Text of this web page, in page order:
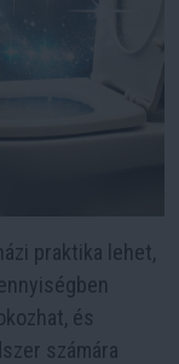
praktika lehet,
és
számára